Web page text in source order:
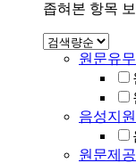
좁혀본 항목
원문유무
음성지
원문제